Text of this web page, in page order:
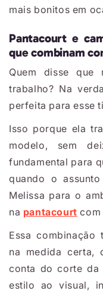
mais bonitos em
Pantacourt e
que combinam
Quem disse que
trabalho? Na
perfeita para esse
Isso porque ela
modelo, sem
fundamental para
quando o
Melissa para o
na pantacourt com
Essa
na medida certa,
conta do corte da
estilo ao visual,